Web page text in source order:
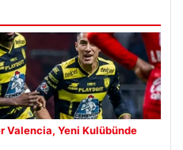
Valencia, Yeni Kulübünde